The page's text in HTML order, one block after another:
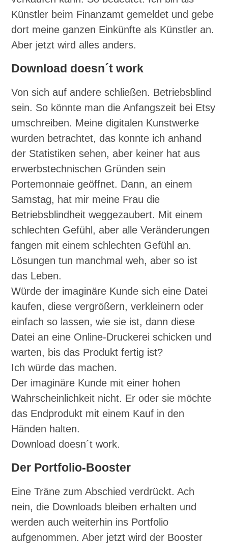
Künstler beim Finanzamt gemeldet und gebe
dort meine ganzen Einkünfte als Künstler an.
Aber jetzt wird alles anders.
Download doesn´t work
Von sich auf andere schließen. Betriebsblind
sein. So könnte man die Anfangszeit bei Etsy
umschreiben. Meine digitalen Kunstwerke
wurden betrachtet, das konnte ich anhand
der Statistiken sehen, aber keiner hat aus
erwerbstechnischen Gründen sein
Portemonnaie geöffnet. Dann, an einem
Samstag, hat mir meine Frau die
Betriebsblindheit weggezaubert. Mit einem
schlechten Gefühl, aber alle Veränderungen
fangen mit einem schlechten Gefühl an.
Lösungen tun manchmal weh, aber so ist
das Leben.
Würde der imaginäre Kunde sich eine Datei
kaufen, diese vergrößern, verkleinern oder
einfach so lassen, wie sie ist, dann diese
Datei an eine Online-Druckerei schicken und
warten, bis das Produkt fertig ist?
Ich würde das machen.
Der imaginäre Kunde mit einer hohen
Wahrscheinlichkeit nicht. Er oder sie möchte
das Endprodukt mit einem Kauf in den
Händen halten.
Download doesn´t work.
Der Portfolio-Booster
Eine Träne zum Abschied verdrückt. Ach
nein, die Downloads bleiben erhalten und
werden auch weiterhin ins Portfolio
aufgenommen. Aber jetzt wird der Booster